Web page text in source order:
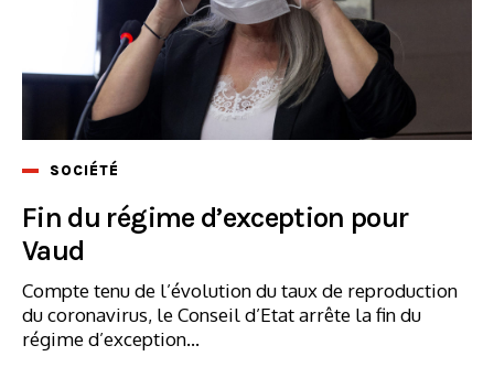
SOCIÉTÉ
Fin du régime d’exception pour
Vaud
Compte tenu de l’évolution du taux de reproduction
du coronavirus, le Conseil d’Etat arrête la fin du
régime d’exception...